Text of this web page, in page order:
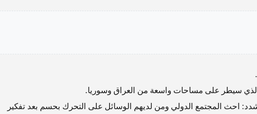
سيطر على مساحات واسعة من العراق وسوريا.
احث المجتمع الدولي ومن لديهم الوسائل على التحرك بحسم بعد تفكير